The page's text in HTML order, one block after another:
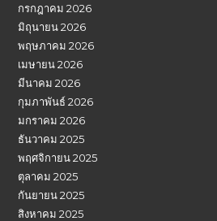
กรกฎาคม 2026
มิถุนายน 2026
พฤษภาคม 2026
เมษายน 2026
มีนาคม 2026
กุมภาพันธ์ 2026
มกราคม 2026
ธันวาคม 2025
พฤศจิกายน 2025
ตุลาคม 2025
กันยายน 2025
สิงหาคม 2025